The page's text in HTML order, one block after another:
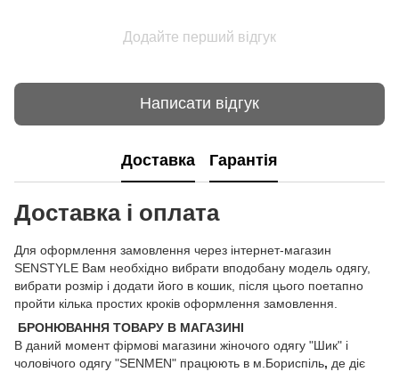
Додайте перший відгук
Написати відгук
Доставка Гарантія
Доставка і оплата
Для оформлення замовлення через інтернет-магазин
SENSTYLE Вам необхідно вибрати вподобану модель одягу,
вибрати розмір і додати його в кошик, після цього поетапно
пройти кілька простих кроків оформлення замовлення.
БРОНЮВАННЯ ТОВАРУ В МАГАЗИНІ
В даний момент фірмові магазини жіночого одягу "Шик" і
чоловічого одягу "SENMEN" працюють в м.Бориспіль, де діє